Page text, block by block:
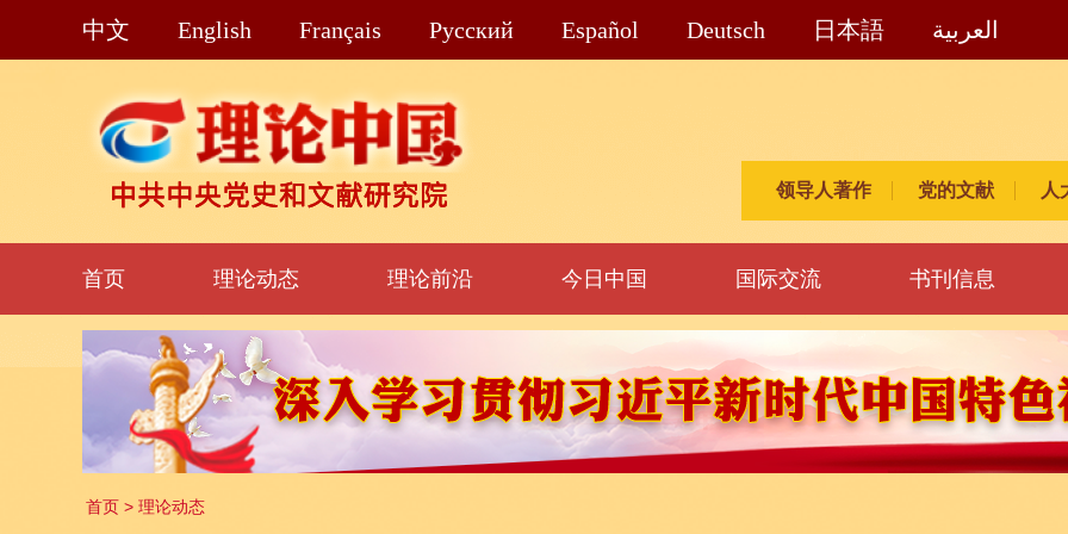
中文 English Français Pусский Español Deutsch 日本語 العربية
领导人著作 党的文献 人
首页 理论动态 理论前沿 今日中国 国际交流 书刊信息
首页 > 理论动态